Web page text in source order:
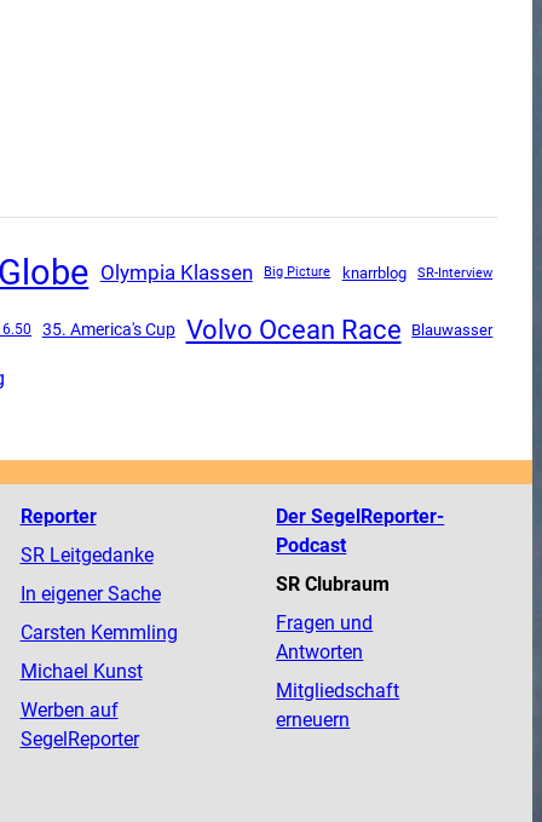
Olympia Klassen Big Picture knarrblog SR-Interview
35. America's Cup Volvo Ocean Race Blauwasser
Reporter
SR Leitgedanke
In eigener Sache
Carsten Kemmling
Michael Kunst
Werben auf
SegelReporter
Der SegelReporter-
Podcast
SR Clubraum
Fragen und
Antworten
Mitgliedschaft
erneuern